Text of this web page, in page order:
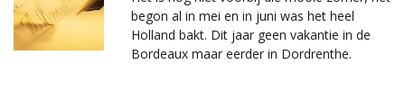
begon al in mei en in juni was het heel
Holland bakt. Dit jaar geen vakantie in de
Bordeaux maar eerder in Dordrenthe.